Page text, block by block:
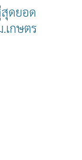
สุดยอด
เกษตร